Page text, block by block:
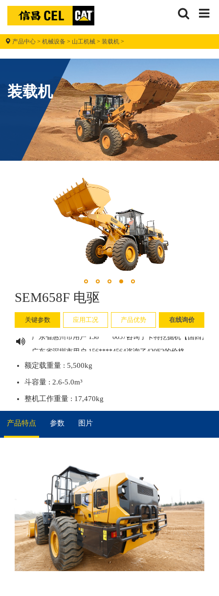
信
搜
产品中心 > 机械设备 > 山工机械 > 装载机 >
装载机
SEM658F 电驱
关键参数 应用工况 产品优势 在线询价
广东省云浮市用户 135****9158咨询了卡特彼勒305.5的价格
广东省广州市用户 176****0629咨询了卡特微型挖掘机【国四
广东省惠州市用户 138****0037咨询了卡特挖掘机【国四】的
广西壮族自治区贵港市用户 130****4512咨询了【卡特307】
广东省广州市用户 135****8630咨询了轮式装载机的价格
四川省成都市用户 173****0019咨询了卡特中型挖掘机【国四
广东省梅州市用户 175****6728咨询了303CR的价格
用户 176****1977咨询了卡特彼勒349的价格
山东省青岛市用户 131****3989咨询了中型挖掘机的价格
广东省佛山市用户 199****9371咨询了卡特大型挖掘机【国四
广西壮族自治区玉林市用户 150****6996咨询了卡特中型挖掘
湖南省常德市用户 132****8588咨询了卡特355的价格
广东省广州市用户 181****4862咨询了卡特大型挖掘机【国四
江西省九江市用户 188****1650咨询了卡特330GC的价格
广东省佛山市用户 183****3726咨询了卡特彼勒320的价格
广西壮族自治区贵港市用户 157****1603咨询了卡特轮式挖掘
用户 176****1977咨询了卡特彼勒349的价格
广东省云浮市用户 135****9158咨询了卡特彼勒305.5的价格
广东省广州市用户 176****0629咨询了卡特微型挖掘机【国四
广东省深圳市用户 156****4564咨询了420F2的价格
广西壮族自治区贵港市用户 130****4512咨询了【卡特307】
用户 176****1977咨询了卡特彼勒349的价格
山东省青岛市用户 131****3989咨询了中型挖掘机的价格
山东省济宁市用户 150****9932咨询了CAt320的价格
广西壮族自治区玉林市用户 150****6996咨询了卡特中型挖掘
湖南省常德市用户 132****8588咨询了卡特355的价格
广东省广州市用户 181****4862咨询了卡特大型挖掘机【国四
江西省九江市用户 188****1650咨询了卡特330GC的价格
广东省佛山市用户 183****3726咨询了卡特彼勒320的价格
广西壮族自治区贵港市用户 157****1603咨询了卡特轮式挖掘
用户 176****1977咨询了卡特彼勒349的价格
额定载重量 : 5,500kg
斗容量 : 2.6-5.0m³
整机工作重量 : 17,470kg
产品特点 参数 图片